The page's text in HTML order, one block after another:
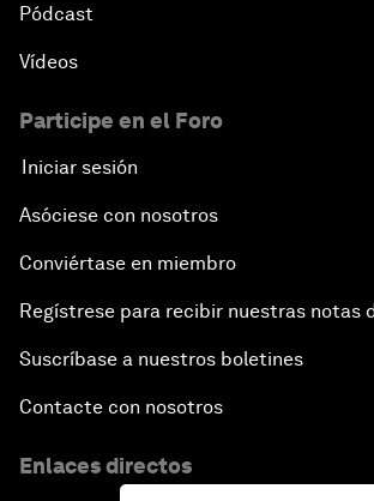
Pódcast
Vídeos
Participe en el Foro
Iniciar sesión
Asóciese con nosotros
Conviértase en miembro
Regístrese para recibir nuestras notas
Suscríbase a nuestros boletines
Contacte con nosotros
Enlaces directos